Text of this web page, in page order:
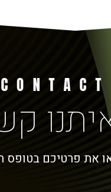
את פרטיכם בטופס